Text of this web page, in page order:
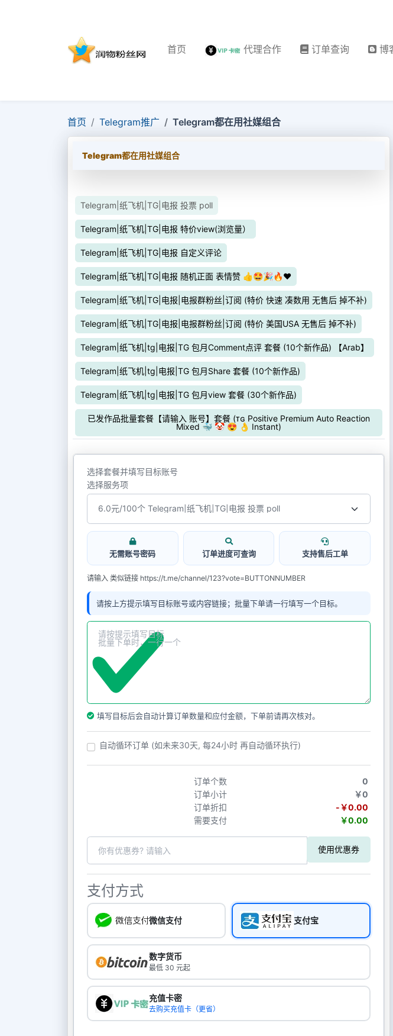
首页 代理合作 订单查询 博
首页 Telegram推广 Telegram都在用社媒组合
Telegram都在用社媒组合
Telegram|纸飞机|TG|电报 投票 poll
Telegram|纸飞机|TG|电报 特价view(浏览量）
Telegram|纸飞机|TG|电报 自定义评论
Telegram|纸飞机|TG|电报 随机正面 表情赞 👍🤩🎉🔥❤️
Telegram|纸飞机|TG|电报|电报群粉丝|订阅 (特价 快速 凑数用 无售后 掉不补)
Telegram|纸飞机|TG|电报|电报群粉丝|订阅 (特价 美国USA 无售后 掉不补)
Telegram|纸飞机|tg|电报|TG 包月Comment点评 套餐 (10个新作品) 【Arab】
Telegram|纸飞机|tg|电报|TG 包月Share 套餐 (10个新作品)
Telegram|纸飞机|tg|电报|TG 包月view 套餐 (30个新作品)
已发作品批量套餐【请输入 账号】套餐 (ᴛɢ Positive Premium Auto Reaction
Mixed 🐳 🤡 😍 👌 Instant)
选择套餐并填写目标账号
选择服务项
无需账号密码 订单进度可查询 支持售后工单
请输入 类似链接 https://t.me/channel/123?vote=BUTTONNUMBER
请按上方提示填写目标账号或内容链接；批量下单请一行填写一个目标。
填写目标后会自动计算订单数量和应付金额，下单前请再次核对。
自动循环订单 (如未来30天, 每24小时 再自动循环执行)
订单个数
0
订单小计
￥0
订单折扣
-￥0.00
需要支付
￥0.00
使用优惠券
支付方式
微信支付 支付宝
数字货币
最低 30 元起
充值卡密
去购买充值卡（更省）
08/08